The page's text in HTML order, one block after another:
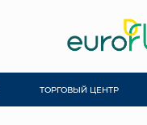
ТОРГОВЫЙ ЦЕНТР